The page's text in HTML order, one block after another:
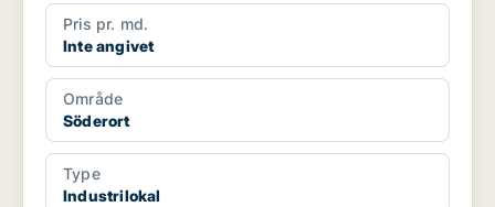
Pris pr. md.
Inte angivet
Område
Söderort
Type
Industrilokal